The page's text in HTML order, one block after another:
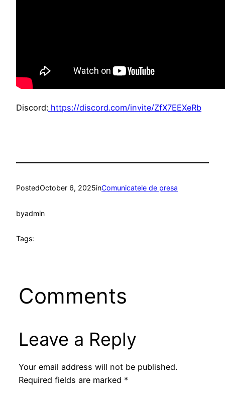
Discord: https://discord.com/invite/ZfX7EEXeRb
PostedOctober 6, 2025inComunicatele de presa
byadmin
Tags:
Comments
Leave a Reply
Your email address will not be published.
Required fields are marked *